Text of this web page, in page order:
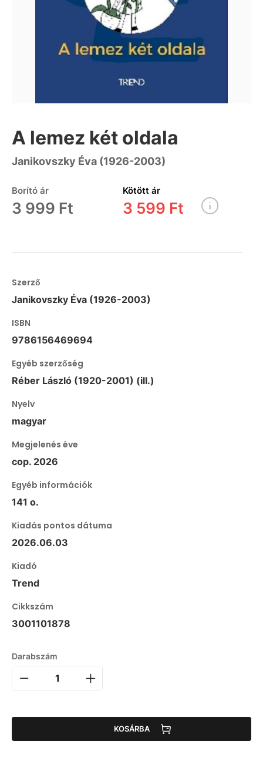
A lemez két oldala
Janikovszky Éva (1926-2003)
Borító ár
3 999 Ft
Kötött ár
3 599 Ft
Szerző
Janikovszky Éva (1926-2003)
ISBN
9786156469694
Egyéb szerzőség
Réber László (1920-2001) (ill.)
Nyelv
magyar
Megjelenés éve
cop. 2026
Egyéb információk
141 o.
Kiadás pontos dátuma
2026.06.03
Kiadó
Trend
Cikkszám
3001101878
Darabszám
KOSÁRBA